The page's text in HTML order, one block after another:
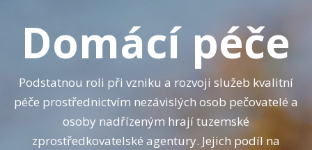
Domácí péče
Podstatnou roli při vzniku a rozvoji služeb kvalitní
péče prostřednictvím nezávislých osob pečovatelé a
osoby nadřízeným hrají tuzemské
zprostředkovatelské agentury. Jejich podíl na